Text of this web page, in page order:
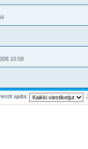
10:58
ajalta: